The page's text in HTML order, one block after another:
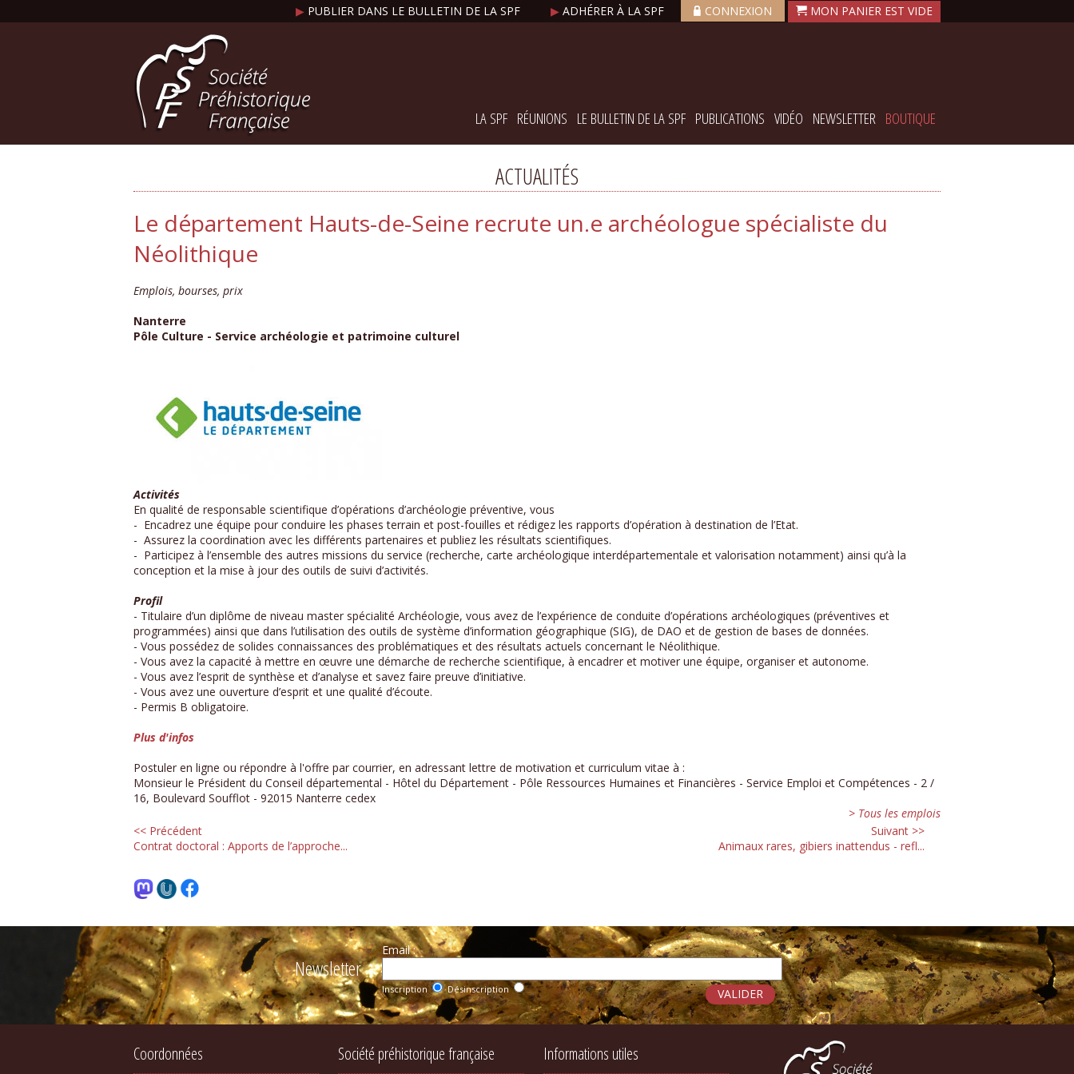
▶ PUBLIER DANS LE BULLETIN DE LA SPF ▶ ADHÉRER À LA SPF CONNEXION
LA SPF RÉUNIONS LE BULLETIN DE LA SPF PUBLICATIONS VIDÉO NEWSLETTER BOUTIQUE
ACTUALITÉS
Le département Hauts-de-Seine recrute un.e archéologue spécialiste du
Néolithique
Emplois, bourses, prix
Nanterre
Pôle Culture - Service archéologie et patrimoine culturel
Activités
En qualité de responsable scientifique d’opérations d’archéologie préventive, vous
- Encadrez une équipe pour conduire les phases terrain et post-fouilles et rédigez les rapports d’opération à destination de l’Etat.
- Assurez la coordination avec les différents partenaires et publiez les résultats scientifiques.
- Participez à l’ensemble des autres missions du service (recherche, carte archéologique interdépartementale et valorisation notamment) ainsi qu’à la
conception et la mise à jour des outils de suivi d’activités.
Profil
- Titulaire d’un diplôme de niveau master spécialité Archéologie, vous avez de l’expérience de conduite d’opérations archéologiques (préventives et
programmées) ainsi que dans l’utilisation des outils de système d’information géographique (SIG), de DAO et de gestion de bases de données.
- Vous possédez de solides connaissances des problématiques et des résultats actuels concernant le Néolithique.
- Vous avez la capacité à mettre en œuvre une démarche de recherche scientifique, à encadrer et motiver une équipe, organiser et autonome.
- Vous avez l’esprit de synthèse et d’analyse et savez faire preuve d’initiative.
- Vous avez une ouverture d’esprit et une qualité d’écoute.
- Permis B obligatoire.
Plus d'infos
Postuler en ligne ou répondre à l'offre par courrier, en adressant lettre de motivation et curriculum vitae à :
Monsieur le Président du Conseil départemental - Hôtel du Département - Pôle Ressources Humaines et Financières - Service Emploi et Compétences - 2 /
16, Boulevard Soufflot - 92015 Nanterre cedex
> Tous les emplois
<< Précédent
Contrat doctoral : Apports de l’approche...
Suivant >>
Animaux rares, gibiers inattendus - refl...
Newsletter
Email :
Inscription Désinscription
Coordonnées Société préhistorique française Informations utiles